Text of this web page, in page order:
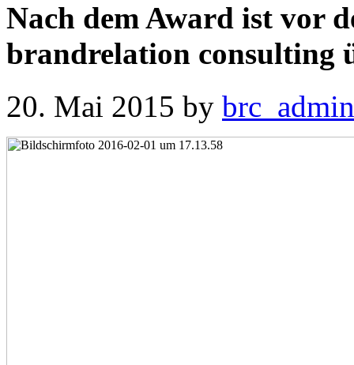
Nach dem Award ist vor
brandrelation consulting
20. Mai 2015 by